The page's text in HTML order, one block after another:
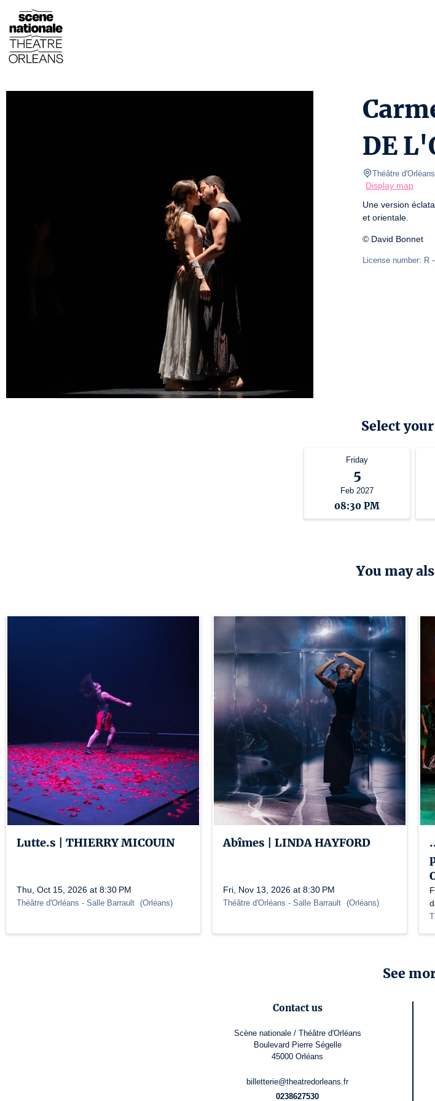
DE
Théâtre d'Orléans
Display map
Une version
et orientale.
© David Bonnet
License number: R
Select
Friday
5
Feb 2027
08:30 PM
You may
Lutte.s | THIERRY MICOUIN
Thu, Oct 15, 2026 at 8:30 PM
Théâtre d'Orléans - Salle Barrault (Orléans)
Abîmes | LINDA HAYFORD
Fri, Nov 13, 2026 at 8:30 PM
Théâtre d'Orléans - Salle Barrault (Orléans)
See
Contact us
Scène nationale / Théâtre d'Orléans
Boulevard Pierre Ségelle
45000 Orléans
billetterie@theatredorleans.fr
0238627530